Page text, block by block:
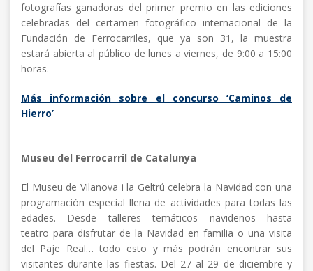
fotografías ganadoras del primer premio en las ediciones
celebradas del certamen fotográfico internacional de la
Fundación de Ferrocarriles, que ya son 31, la muestra
estará abierta al público de lunes a viernes, de 9:00 a 15:00
horas.
Más información sobre el concurso ‘Caminos de
Hierro’
Museu del Ferrocarril de Catalunya
El Museu de Vilanova i la Geltrú celebra la Navidad con una
programación especial llena de actividades para todas las
edades. Desde talleres temáticos navideños hasta
teatro para disfrutar de la Navidad en familia o una visita
del Paje Real… todo esto y más podrán encontrar sus
visitantes durante las fiestas. Del 27 al 29 de diciembre y